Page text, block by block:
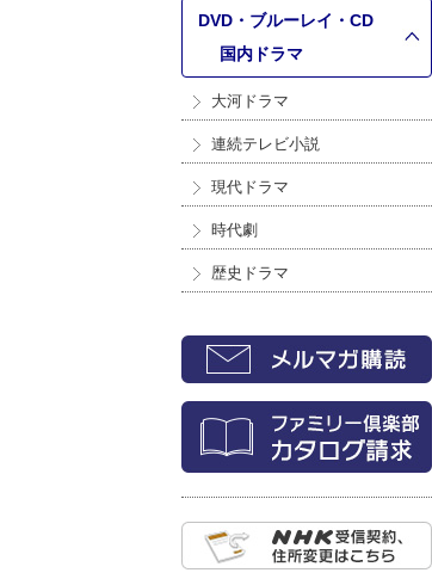
DVD・ブルーレイ・CD
国内ドラマ
大河ドラマ
連続テレビ小説
現代ドラマ
時代劇
歴史ドラマ